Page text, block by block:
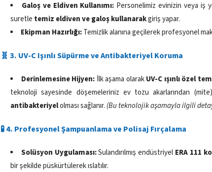
Galoş ve Eldiven Kullanımı: Personelimiz evinizin veya iş
suretle temiz eldiven ve galoş kullanarakgiriş yapar.
Ekipman Hazırlığı:Temizlik alanına geçilerek profesyonel
🧬 3. UV-C Işınlı Süpürme ve Antibakteriyel Koruma
Derinlemesine Hijyen: İlk aşama olarakUV-C ışınlı özel
teknoloji sayesinde döşemeleriniz ev tozu akarlarından (mite)
antibakteriyelolması sağlanır. (Bu teknolojik aşamayla ilgili
🧪 4. Profesyonel Şampuanlama ve Polisaj Fırçalama
Solüsyon Uygulaması:Sulandırılmış endüstriyel ERA 111
bir şekilde püskürtülerek ıslatılır.